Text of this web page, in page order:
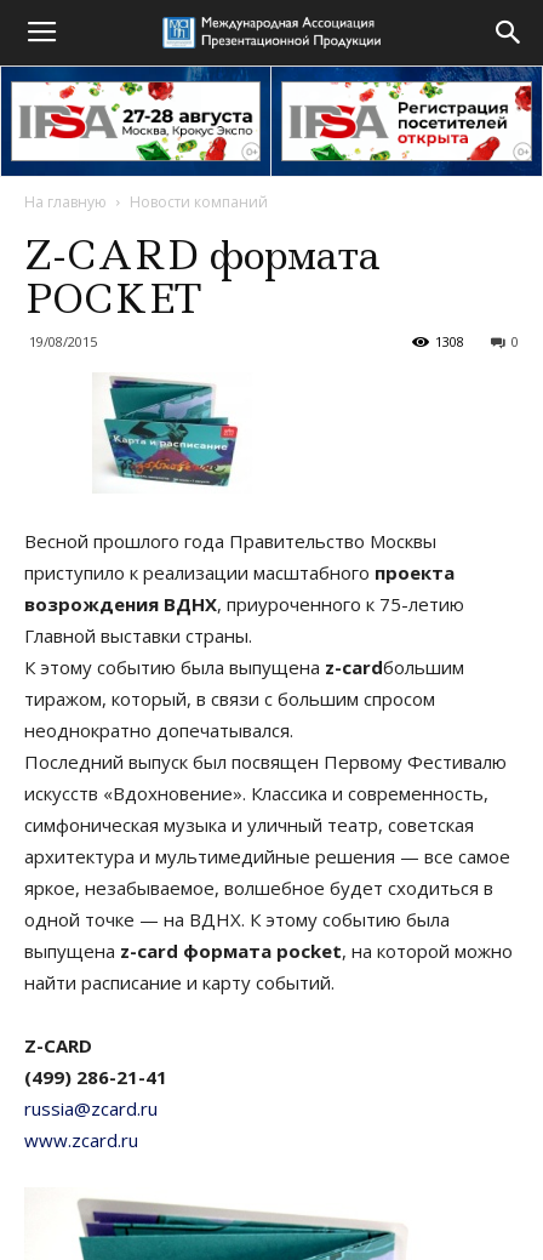
На главную Новости компаний
Z-CARD формата
POCKET
19/08/2015 0
1308
Весной прошлого года Правительство Москвы
приступило к реализации масштабного проекта
возрождения ВДНХ, приуроченного к 75-летию
Главной выставки страны.
К этому событию была выпущена z-cardбольшим
тиражом, который, в связи с большим спросом
неоднократно допечатывался.
Последний выпуск был посвящен Первому Фестивалю
искусств «Вдохновение». Классика и современность,
симфоническая музыка и уличный театр, советская
архитектура и мультимедийные решения — все самое
яркое, незабываемое, волшебное будет сходиться в
одной точке — на ВДНХ. К этому событию была
выпущена z-card формата pocket, на которой можно
найти расписание и карту событий.
Z-CARD
(499) 286-21-41
russia@zcard.ru
www.zcard.ru